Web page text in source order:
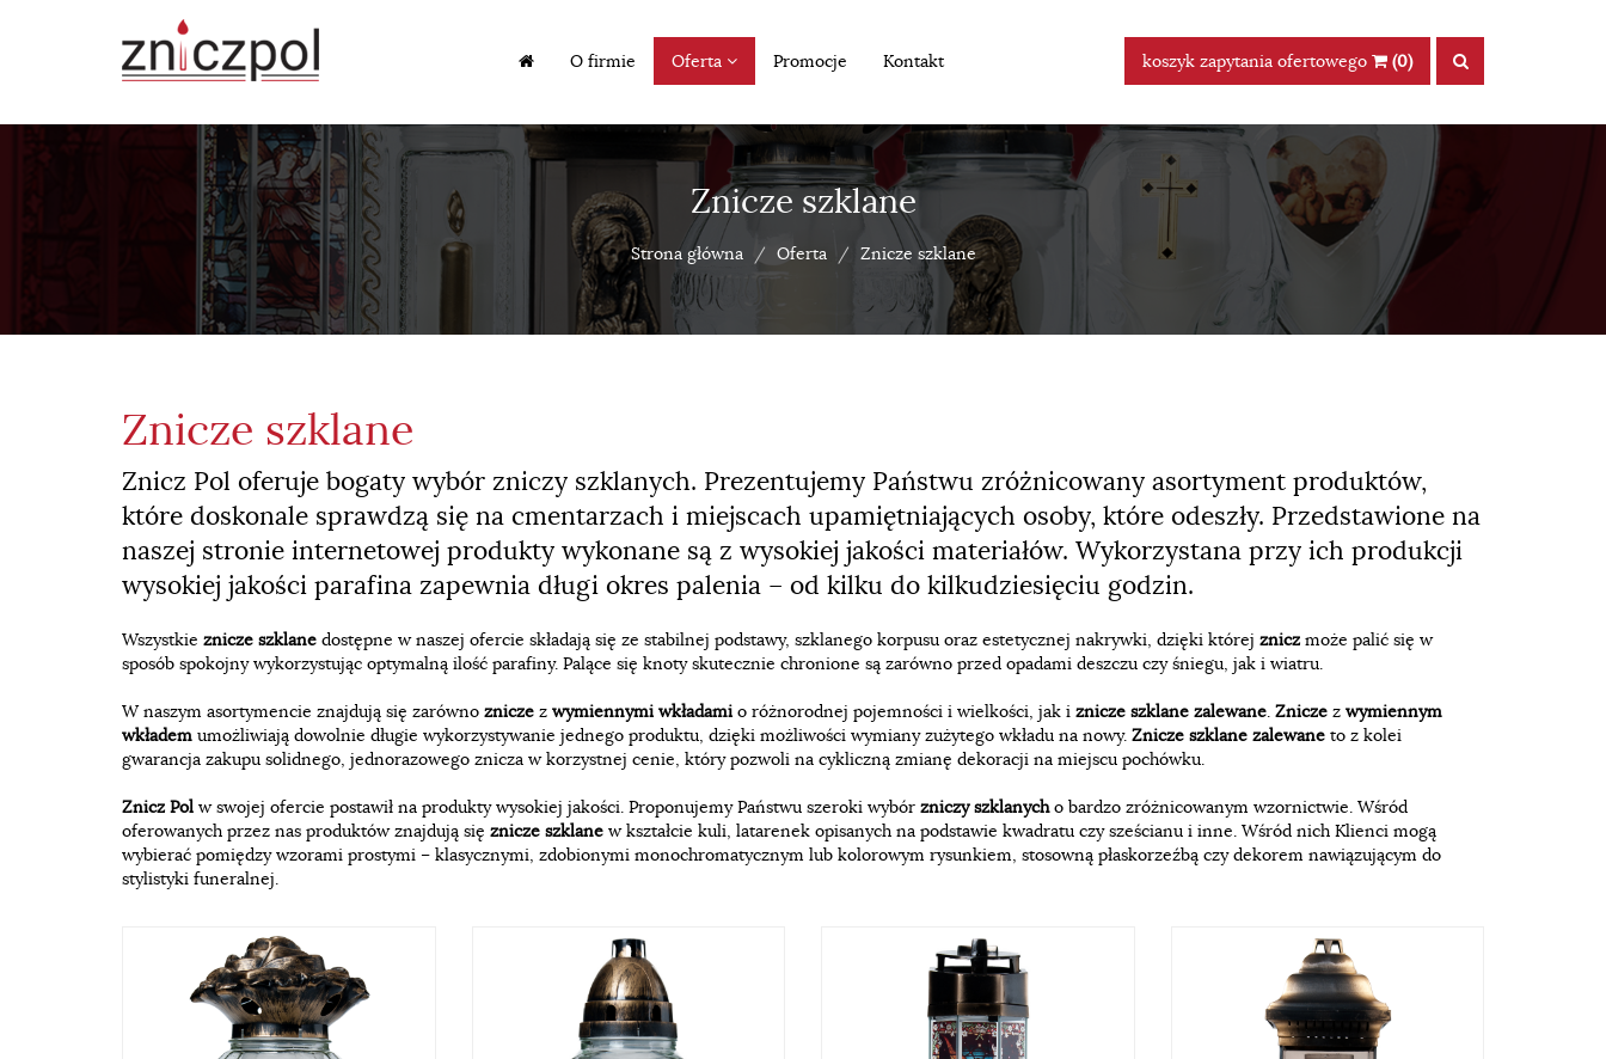
O firmie Oferta Promocje Kontakt koszyk zapytania ofertowego (0)
Znicze szklane
Strona główna Oferta Znicze szklane
Znicze szklane
Znicz Pol oferuje bogaty wybór zniczy szklanych. Prezentujemy Państwu zróżnicowany asortyment produktów,
które doskonale sprawdzą się na cmentarzach i miejscach upamiętniających osoby, które odeszły. Przedstawione na
naszej stronie internetowej produkty wykonane są z wysokiej jakości materiałów. Wykorzystana przy ich produkcji
wysokiej jakości parafina zapewnia długi okres palenia – od kilku do kilkudziesięciu godzin.
Wszystkie znicze szklane dostępne w naszej ofercie składają się ze stabilnej podstawy, szklanego korpusu oraz estetycznej nakrywki, dzięki której znicz może palić się w
sposób spokojny wykorzystując optymalną ilość parafiny. Palące się knoty skutecznie chronione są zarówno przed opadami deszczu czy śniegu, jak i wiatru.
W naszym asortymencie znajdują się zarówno znicze z wymiennymi wkładami o różnorodnej pojemności i wielkości, jak i znicze szklane zalewane. Znicze z wymiennym
wkładem umożliwiają dowolnie długie wykorzystywanie jednego produktu, dzięki możliwości wymiany zużytego wkładu na nowy. Znicze szklane zalewane to z kolei
gwarancja zakupu solidnego, jednorazowego znicza w korzystnej cenie, który pozwoli na cykliczną zmianę dekoracji na miejscu pochówku.
Znicz Pol w swojej ofercie postawił na produkty wysokiej jakości. Proponujemy Państwu szeroki wybór zniczy szklanycho bardzo zróżnicowanym wzornictwie. Wśród
oferowanych przez nas produktów znajdują się znicze szklane w kształcie kuli, latarenek opisanych na podstawie kwadratu czy sześcianu i inne. Wśród nich Klienci mogą
wybierać pomiędzy wzorami prostymi – klasycznymi, zdobionymi monochromatycznym lub kolorowym rysunkiem, stosowną płaskorzeźbą czy dekorem nawiązującym do
stylistyki funeralnej.